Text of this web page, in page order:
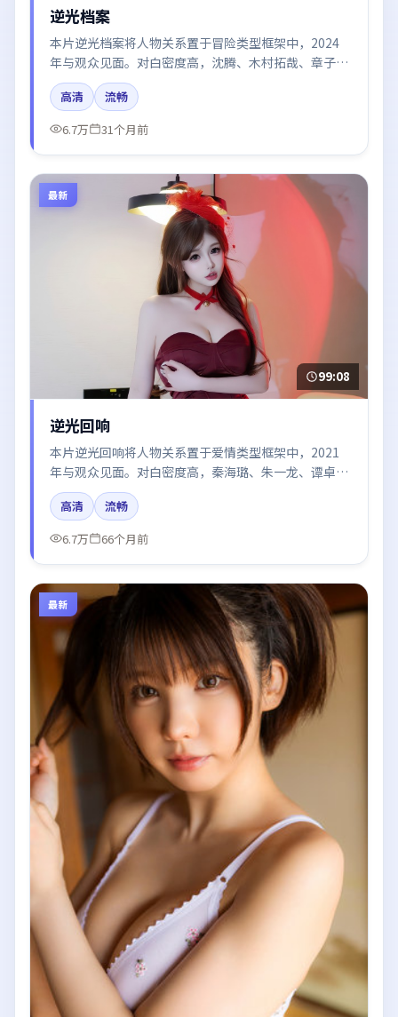
逆光档案
本片逆光档案将人物关系置于冒险类型框架中，2024
年与观众见面。对白密度高，沈腾、木村拓哉、章子
怡、段奕宏、黄渤的台词节奏值得关注；整体气质偏韩
国都市与冷色调摄影。
高清
流畅
6.7万
31个月前
最新
99:08
逆光回响
本片逆光回响将人物关系置于爱情类型框架中，2021
年与观众见面。对白密度高，秦海璐、朱一龙、谭卓的
台词节奏值得关注；整体气质偏泰国都市与冷色调摄
影。
高清
流畅
6.7万
66个月前
最新